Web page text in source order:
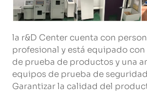
la r&D Center cuenta con
profesional y está equipado
de prueba de productos y una
equipos de prueba de
Garantizar la calidad del